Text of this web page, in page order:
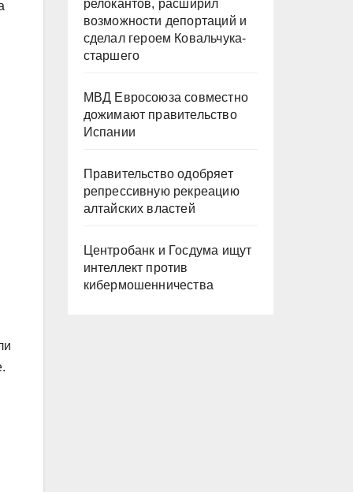
релокантов, расширил
возможности депортаций и
сделал героем Ковальчука-
старшего
МВД Евросоюза совместно
дожимают правительство
Испании
Правительство одобряет
репрессивную рекреацию
алтайских властей
Центробанк и Госдума ищут
интеллект против
кибермошенничества